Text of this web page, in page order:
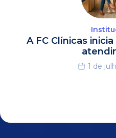
A FC Clínicas
1 de